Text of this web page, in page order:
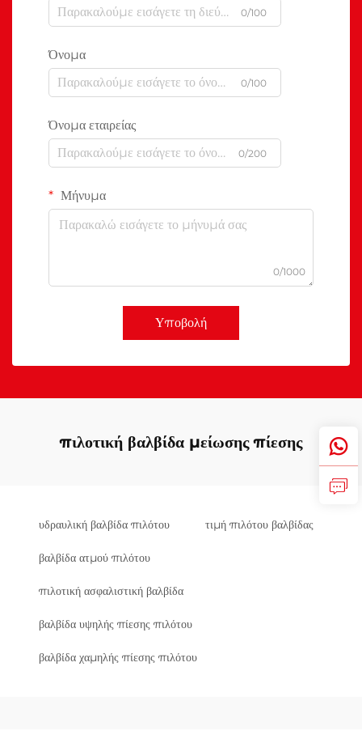
0/100
Όνομα
0/100
Όνομα εταιρείας
0/200
Μήνυμα
0/1000
Υποβολή
πιλοτική βαλβίδα μείωσης πίεσης
υδραυλική βαλβίδα πιλότου τιμή πιλότου βαλβίδας
βαλβίδα ατμού πιλότου
πιλοτική ασφαλιστική βαλβίδα
βαλβίδα υψηλής πίεσης πιλότου
βαλβίδα χαμηλής πίεσης πιλότου